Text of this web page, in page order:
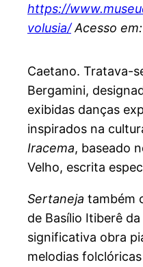
https://
volusia/Acesso
Caetano. Tratava-
Bergamini,
exibidas danças
inspirados na
Iracema, baseado
Velho, escrita
Sertaneja também
de Basílio Itiberê
significativa obra
melodias